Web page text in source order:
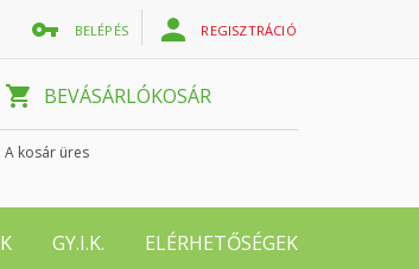
BELÉPÉS REGISZTRÁCIÓ
BEVÁSÁRLÓKOSÁR
A kosár üres
GY.I.K. ELÉRHETŐSÉGEK